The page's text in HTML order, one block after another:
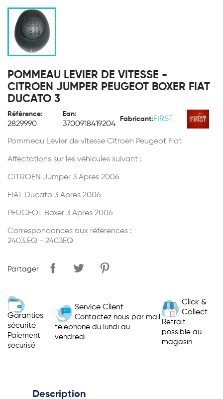
POMMEAU LEVIER DE VITESSE -
CITROEN JUMPER PEUGEOT BOXER FIAT
DUCATO 3
Référence:
2829990
Ean:
3700918419204
Fabricant: FIRST
Pommeau Levier de vitesse Citroen Peugeot Fiat
Affectations sur les véhicules suivant :
CITROEN Jumper 3 Apres 2006
FIAT Ducato 3 Apres 2006
PEUGEOT Boxer 3 Apres 2006
Correspondances aux références :
2403.EQ - 2403EQ
Partager
Garanties
sécurité
Paiement
securisé
Service Client
Contactez nous par mail
telephone du lundi au
vendredi
Click &
Collect
Retrait
possible au
magasin
Description